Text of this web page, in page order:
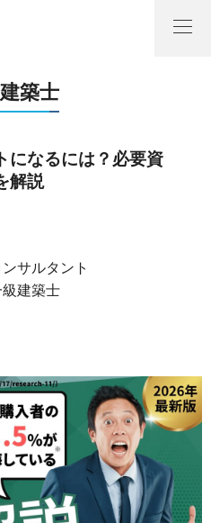
築士
になるには？必要資
解説
サルタント
級建築士